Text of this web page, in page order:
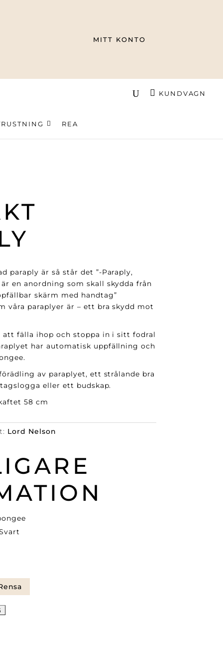
MITT KONTO
KUNDVAGN
REA
paraply är så står det ”-Paraply,
en anordning som skall skydda från
skärm med handtag”
våra paraplyer är – ett bra skydd mot
fälla ihop och stoppa in i sitt fodral
har automatisk uppfällning och
av paraplyet, ett strålande bra
eller ett budskap.
58 cm
Lord Nelson